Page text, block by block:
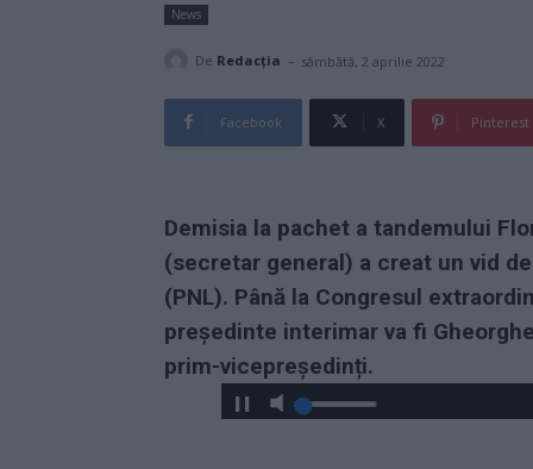
News
De Redacţia - sâmbătă, 2 aprilie 2022
Facebook X Pinterest
Demisia la pachet a tandemului
(secretar general) a creat un vid
(PNL). Până la Congresul
președinte interimar va fi
prim-vicepreședinți.